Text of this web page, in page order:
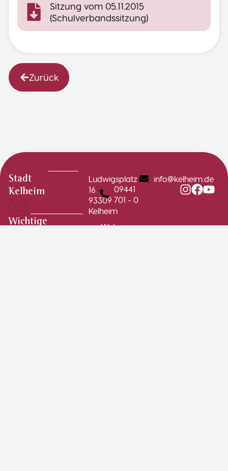
Sitzung vom 05.11.2015
(Schulverbandssitzung)
Zurück
Stadt
Kelheim
Ludwigsplatz
16
93309
Kelheim
09441
701 - 0
info@kelheim.de
Wichtige
Webcams